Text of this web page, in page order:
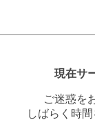
現在サ
ご迷惑を
しばらく時